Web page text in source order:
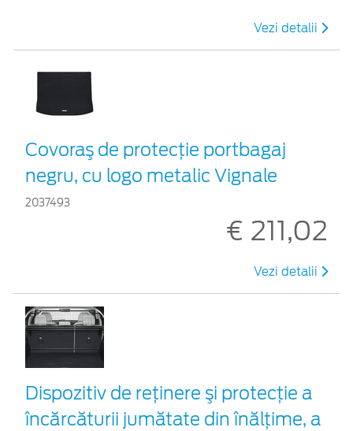
Vezi detalii
Covoraş de protecţie portbagaj
negru, cu logo metalic Vignale
2037493
€ 211,02
Vezi detalii
Dispozitiv de reţinere şi protecţie a
încărcăturii jumătate din înălțime, a